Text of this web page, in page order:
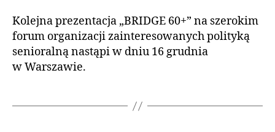
Kolejna prezentacja „BRIDGE 60+” na szerokim
forum organizacji zainteresowanych polityką
senioralną nastąpi w dniu 16 grudnia
w Warszawie.